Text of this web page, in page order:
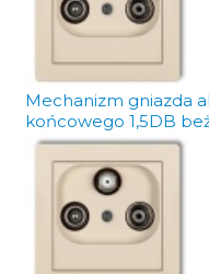
Mechanizm gniazda
końcowego 1,5DB